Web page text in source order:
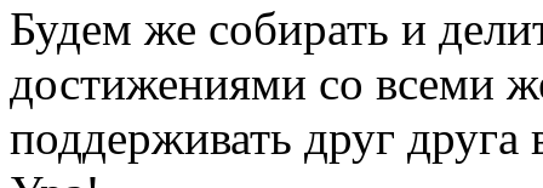
Будем же собирать и
достижениями со всеми
поддерживать друг